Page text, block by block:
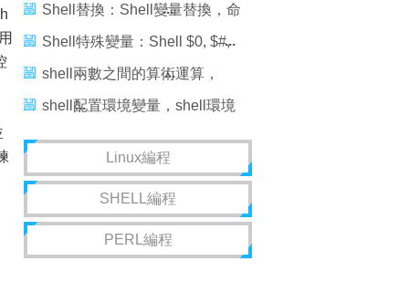
區別
Shell替換：Shell變量替換，命
令替換，轉義字符
Shell特殊變量：Shell $0, $#,
$*, $@, $?, $$和命令行參數
shell兩數之間的算術運算，
shell兩數算術運算
shell配置環境變量，shell環境
變量
Linux編程
SHELL編程
PERL編程